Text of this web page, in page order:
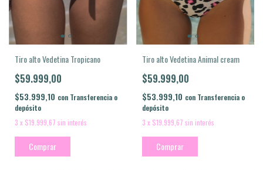
Tiro alto Vedetina Tropicano
$59.999,00
$53.999,10 con Transferencia o
depósito
3 x $19.999,67 sin interés
Comprar
Tiro alto Vedetina Animal cream
$59.999,00
$53.999,10 con Transferencia o
depósito
3 x $19.999,67 sin interés
Comprar